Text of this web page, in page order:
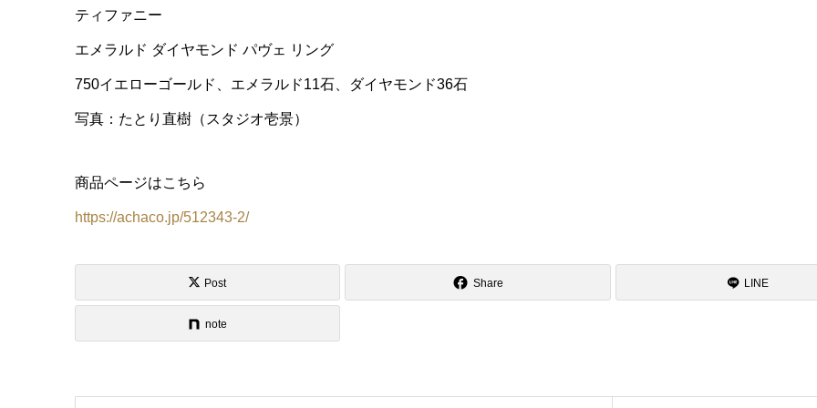
ティファニー
エメラルド ダイヤモンド パヴェ リング
750イエローゴールド、エメラルド11石、ダイヤモンド36石
写真：たとり直樹（スタジオ壱景）
商品ページはこちら
https://achaco.jp/512343-2/
Post Share LINE
note